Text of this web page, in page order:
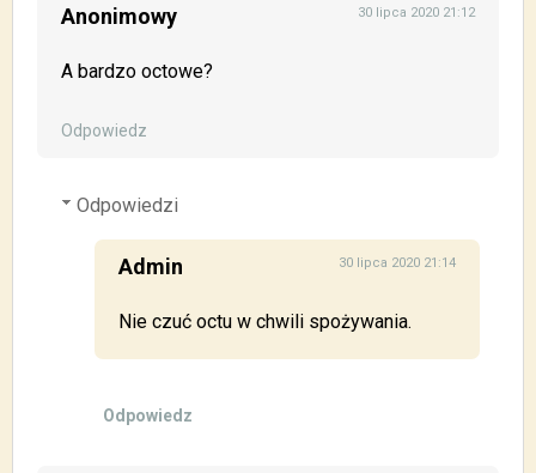
Anonimowy 30 lipca 2020 21:12
A bardzo octowe?
Odpowiedz
Odpowiedzi
Admin 30 lipca 2020 21:14
Nie czuć octu w chwili spożywania.
Odpowiedz